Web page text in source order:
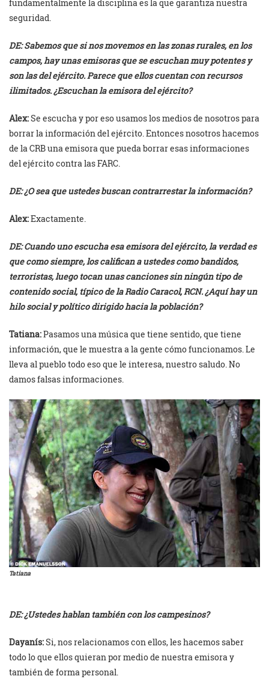
fundamentalmente la disciplina es la que garantiza nuestra
seguridad.
DE: Sabemos que si nos movemos en las zonas rurales, en los
campos, hay unas emisoras que se escuchan muy potentes y
son las del ejército. Parece que ellos cuentan con recursos
ilimitados. ¿Escuchan la emisora del ejército?
Alex:Se escucha y por eso usamos los medios de nosotros para
borrar la información del ejército. Entonces nosotros hacemos
de la CRB una emisora que pueda borrar esas informaciones
del ejército contra las FARC.
DE: ¿O sea que ustedes buscan contrarrestar la información?
Alex:Exactamente.
DE: Cuando uno escucha esa emisora del ejército, la verdad es
que como siempre, los califican a ustedes como bandidos,
terroristas, luego tocan unas canciones sin ningún tipo de
contenido social, típico de la Radio Caracol, RCN. ¿Aquí hay un
hilo social y político dirigido hacia la población?
Tatiana:Pasamos una música que tiene sentido, que tiene
información, que le muestra a la gente cómo funcionamos. Le
lleva al pueblo todo eso que le interesa, nuestro saludo. No
damos falsas informaciones.
Tatiana
DE: ¿Ustedes hablan también con los campesinos?
Dayanís:Si, nos relacionamos con ellos, les hacemos saber
todo lo que ellos quieran por medio de nuestra emisora y
también de forma personal.